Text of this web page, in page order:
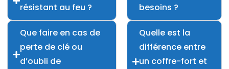
résistant au feu ?
Que faire en cas de
perte de clé ou
d’oubli de
besoins ?
Quelle est la
différence entre
un coffre-fort et